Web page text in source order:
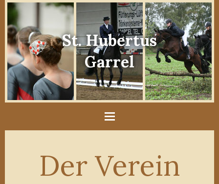
St. Hubertus
Garrel
Der Verein